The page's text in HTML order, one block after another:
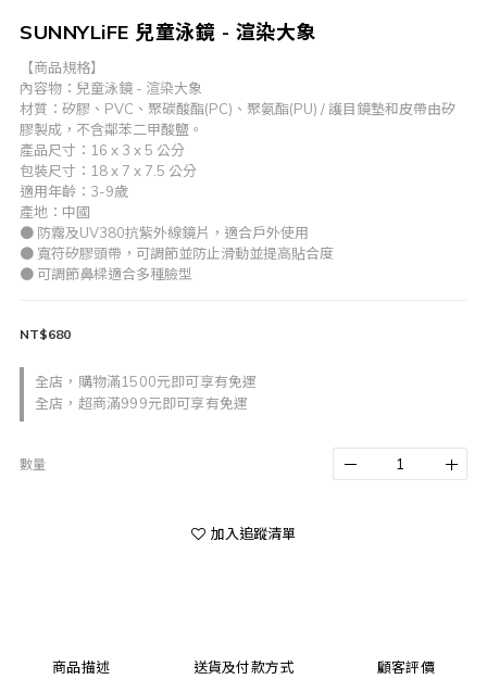
SUNNYLiFE 兒童泳鏡 - 渲染大象
【商品規格】
內容物：兒童泳鏡 - 渲染大象
材質：矽膠、PVC、聚碳酸酯(PC)、聚氨酯(PU) / 護目鏡墊和皮帶由矽
膠製成，不含鄰苯二甲酸鹽。
產品尺寸：16 x 3 x 5 公分
包裝尺寸：18 x 7 x 7.5 公分
適用年齡：3-9歲
產地：中國
● 防霧及UV380抗紫外線鏡片，適合戶外使用
● 寬符矽膠頭帶，可調節並防止滑動並提高貼合度
● 可調節鼻樑適合多種臉型
全店，購物滿1500元即可享有免運
全店，超商滿999元即可享有免運
NT$680
數量
加入追蹤清單
商品描述 送貨及付款方式 顧客評價